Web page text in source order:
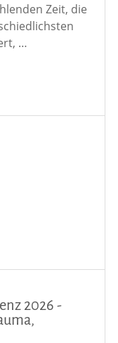
Zeit, die
…
2026 -